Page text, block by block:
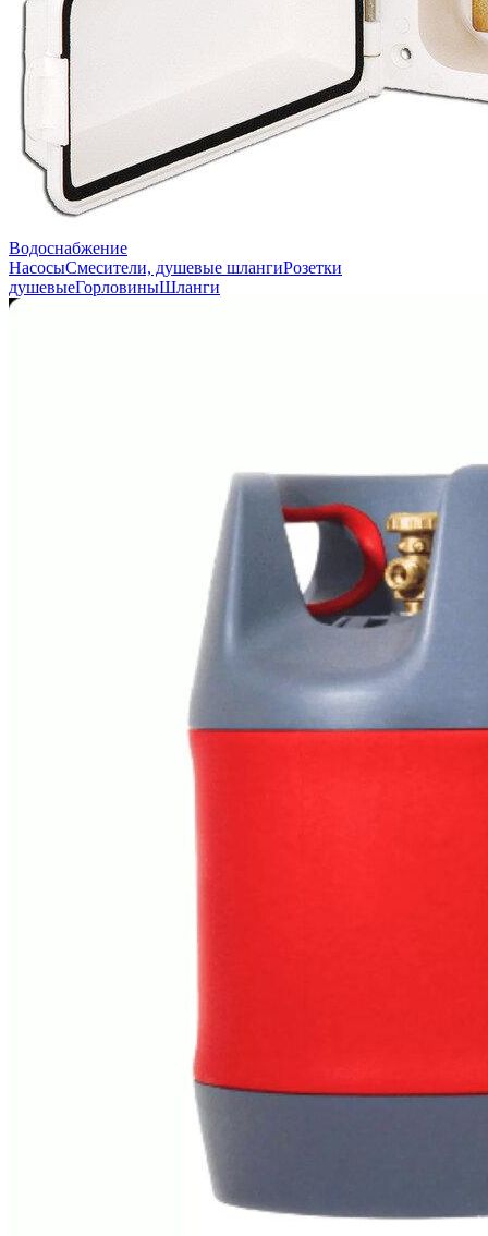
Водоснабжение
НасосыСмесители, душевые шлангиРозетки
душевыеГорловиныШланги